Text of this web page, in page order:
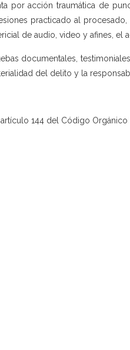
por acción traumática de
practicado al
de audio, video y afines, el
documentales,
del delito y la
144 del Código Orgánico